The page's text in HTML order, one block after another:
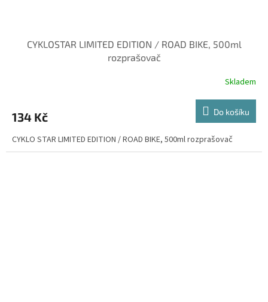
CYKLOSTAR LIMITED EDITION / ROAD BIKE, 500ml
rozprašovač
Skladem
134 Kč Do košíku
CYKLO STAR LIMITED EDITION / ROAD BIKE, 500ml rozprašovač